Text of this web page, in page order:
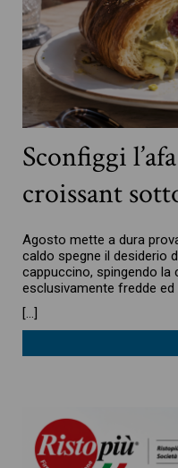
Sconfiggi
croissant
Agosto mette a dura
caldo spegne il desiderio
cappuccino, spingendo la
esclusivamente fredde ed
[…]